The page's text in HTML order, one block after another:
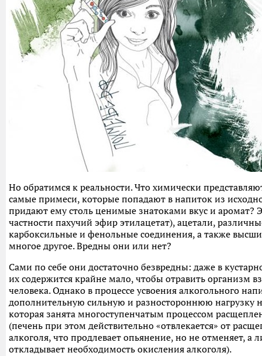
Но обратимся к реальности. Что химически
самые примеси, которые попадают в напиток из
придают ему столь ценимые знатоками вкус и аромат?
частности пахучий эфир этилацетат), ацетали,
карбоксильные и фенольные соединения, а также
многое другое. Вредны они или нет?
Сами по себе они достаточно безвредны: даже в
их содержится крайне мало, чтобы отравить организм
человека. Однако в процессе усвоения алкогольного
дополнительную сильную и разностороннюю нагрузку
которая занята многоступенчатым процессом
(печень при этом действительно «отвлекается» от
алкоголя, что продлевает опьянение, но не отменяет, а
откладывает необходимость окисления алкоголя).